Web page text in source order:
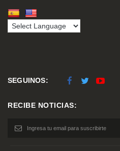
SEGUINOS:
RECIBE NOTICIAS: